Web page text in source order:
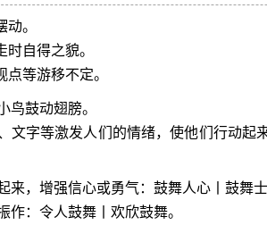
动。
时自得之貌。
点等游移不定。
鸟鼓动翅膀。
文字等激发人们的情绪，使他们行动起
来，增强信心或勇气：鼓舞人心丨鼓舞
作：令人鼓舞丨欢欣鼓舞。